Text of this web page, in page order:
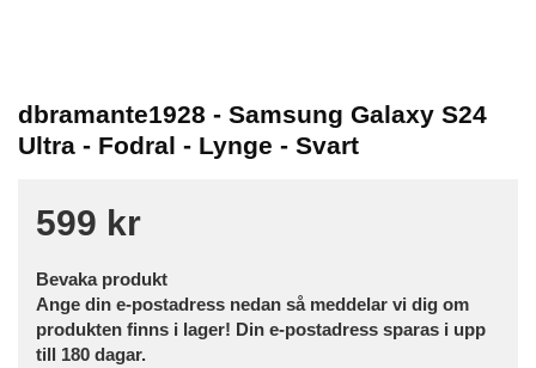
dbramante1928 - Samsung Galaxy S24
Ultra - Fodral - Lynge - Svart
599 kr
Bevaka produkt
Ange din e-postadress nedan så meddelar vi dig om
produkten finns i lager! Din e-postadress sparas i upp
till 180 dagar.